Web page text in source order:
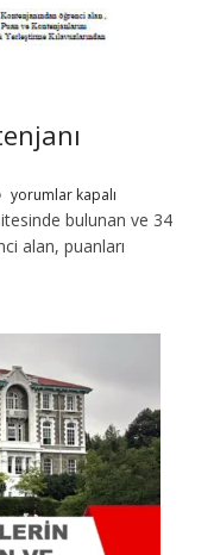
yorumlar kapalı
bulunan ve 34
alan, puanları